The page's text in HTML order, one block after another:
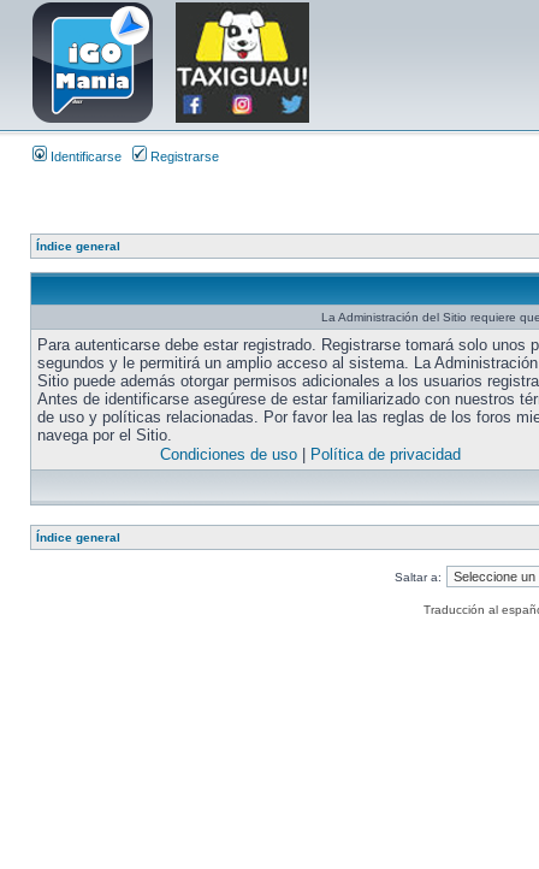
Identificarse Registrarse
Índice general
La Administración del Sitio requiere
Para autenticarse debe estar registrado. Registrarse tomará solo unos
segundos y le permitirá un amplio acceso al sistema. La
Sitio puede además otorgar permisos adicionales a los usuarios
Antes de identificarse asegúrese de estar familiarizado con nuestros
de uso y políticas relacionadas. Por favor lea las reglas de los foros
navega por el Sitio.
Condiciones de uso| Política de privacidad
Índice general
Saltar a:
Traducción al